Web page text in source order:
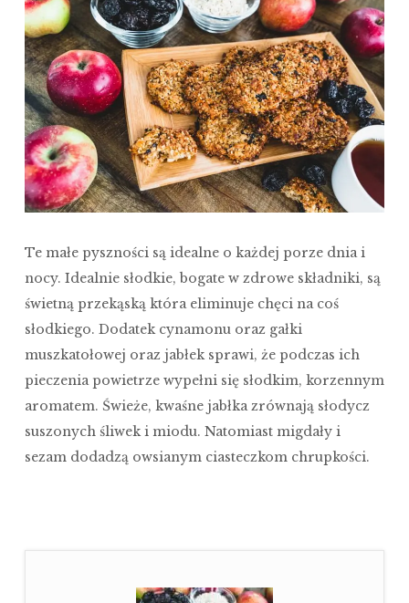
Te małe pyszności są idealne o każdej porze dnia i
nocy. Idealnie słodkie, bogate w zdrowe składniki, są
świetną przekąską która eliminuje chęci na coś
słodkiego. Dodatek cynamonu oraz gałki
muszkatołowej oraz jabłek sprawi, że podczas ich
pieczenia powietrze wypełni się słodkim, korzennym
aromatem. Świeże, kwaśne jabłka zrównają słodycz
suszonych śliwek i miodu. Natomiast migdały i
sezam dodadzą owsianym ciasteczkom chrupkości.